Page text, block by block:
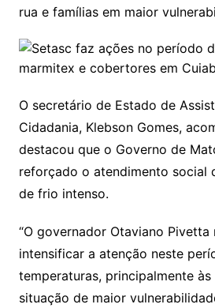
rua e famílias em maior
O secretário de Estado de
Cidadania, Klebson Gomes,
destacou que o Governo de
reforçado o atendimento social
de frio intenso.
“O governador Otaviano Pivetta
intensificar a atenção neste
temperaturas, principalmente às
situação de maior